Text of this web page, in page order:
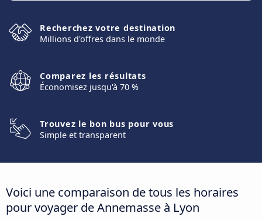
Recherchez votre destination
Millions d'offres dans le monde
Comparez les résultats
Économisez jusqu'à 70 %
Trouvez le bon bus pour vous
Simple et transparent
Voici une comparaison de tous les horaires
pour voyager de Annemasse à Lyon